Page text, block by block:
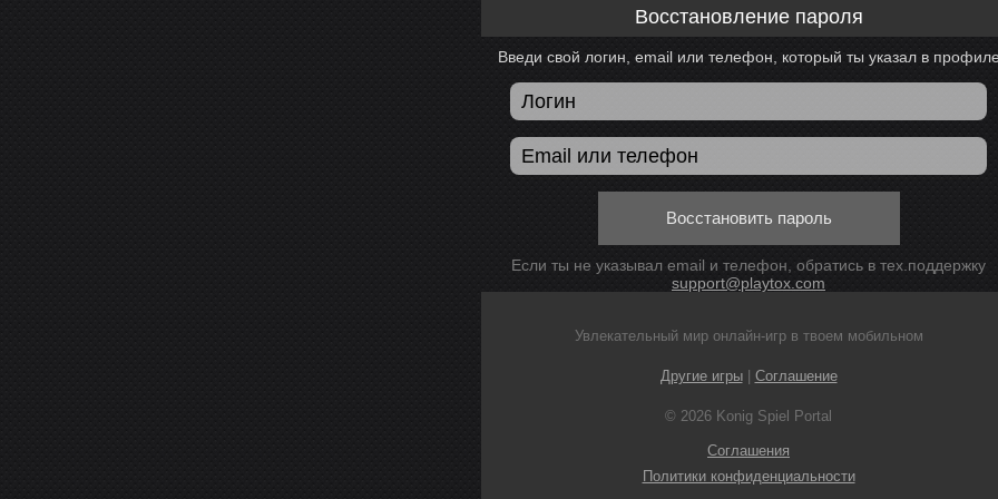
Восстановление пароля
Введи свой логин, email или телефон, который ты указал в
Восстановить пароль
Если ты не указывал email и телефон, обратись в тех.поддержку
support@playtox.com
Увлекательный мир онлайн-игр в твоем мобильном
Другие игры| Соглашение
© 2026 Konig Spiel Portal
Соглашения
Политики конфиденциальности